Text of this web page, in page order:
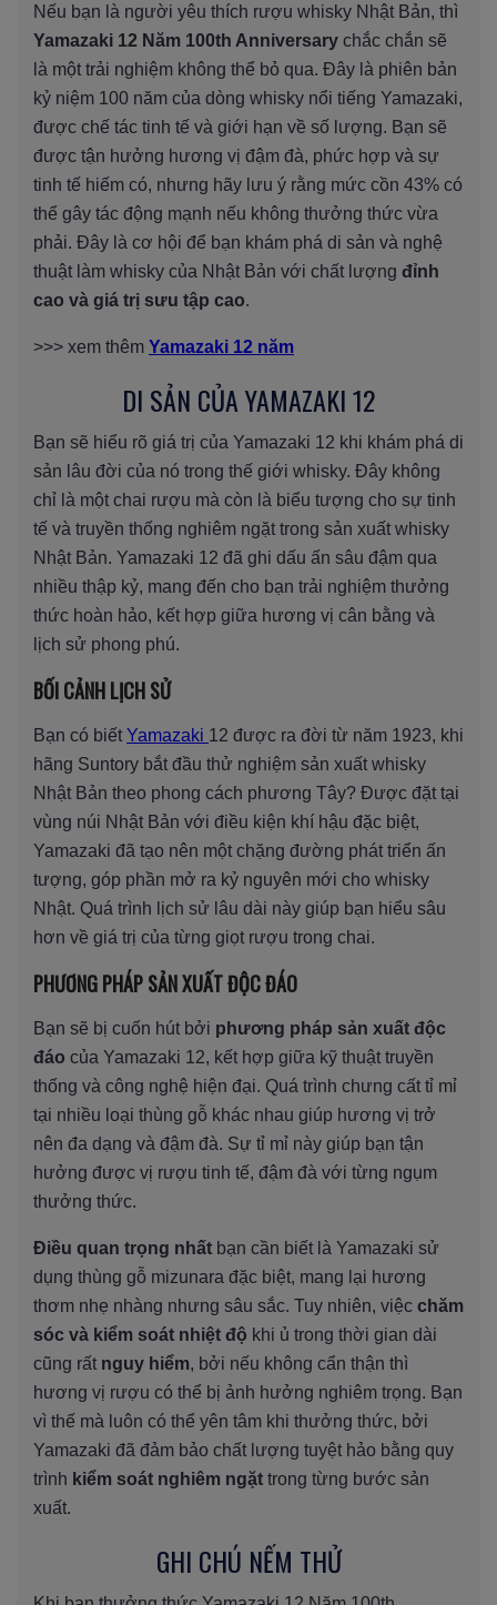
Nếu bạn là người yêu thích rượu whisky Nhật Bản, thì
Yamazaki 12 Năm 100th Anniversary chắc chắn sẽ
là một trải nghiệm không thể bỏ qua. Đây là phiên bản
kỷ niệm 100 năm của dòng whisky nổi tiếng Yamazaki,
được chế tác tinh tế và giới hạn về số lượng. Bạn sẽ
được tận hưởng hương vị đậm đà, phức hợp và sự
tinh tế hiếm có, nhưng hãy lưu ý rằng mức cồn 43% có
thể gây tác động mạnh nếu không thưởng thức vừa
phải. Đây là cơ hội để bạn khám phá di sản và nghệ
thuật làm whisky của Nhật Bản với chất lượng đỉnh
cao và giá trị sưu tập cao.
>>> xem thêm Yamazaki 12 năm
DI SẢN CỦA YAMAZAKI 12
Bạn sẽ hiểu rõ giá trị của Yamazaki 12 khi khám phá di
sản lâu đời của nó trong thế giới whisky. Đây không
chỉ là một chai rượu mà còn là biểu tượng cho sự tinh
tế và truyền thống nghiêm ngặt trong sản xuất whisky
Nhật Bản. Yamazaki 12 đã ghi dấu ấn sâu đậm qua
nhiều thập kỷ, mang đến cho bạn trải nghiệm thưởng
thức hoàn hảo, kết hợp giữa hương vị cân bằng và
lịch sử phong phú.
BỐI CẢNH LỊCH SỬ
Bạn có biết Yamazaki 12 được ra đời từ năm 1923, khi
hãng Suntory bắt đầu thử nghiệm sản xuất whisky
Nhật Bản theo phong cách phương Tây? Được đặt tại
vùng núi Nhật Bản với điều kiện khí hậu đặc biệt,
Yamazaki đã tạo nên một chặng đường phát triển ấn
tượng, góp phần mở ra kỷ nguyên mới cho whisky
Nhật. Quá trình lịch sử lâu dài này giúp bạn hiểu sâu
hơn về giá trị của từng giọt rượu trong chai.
PHƯƠNG PHÁP SẢN XUẤT ĐỘC ĐÁO
Bạn sẽ bị cuốn hút bởi phương pháp sản xuất độc
đáo của Yamazaki 12, kết hợp giữa kỹ thuật truyền
thống và công nghệ hiện đại. Quá trình chưng cất tỉ mỉ
tại nhiều loại thùng gỗ khác nhau giúp hương vị trở
nên đa dạng và đậm đà. Sự tỉ mỉ này giúp bạn tận
hưởng được vị rượu tinh tế, đậm đà với từng ngụm
thưởng thức.
Điều quan trọng nhất bạn cần biết là Yamazaki sử
dụng thùng gỗ mizunara đặc biệt, mang lại hương
thơm nhẹ nhàng nhưng sâu sắc. Tuy nhiên, việc chăm
sóc và kiểm soát nhiệt độ khi ủ trong thời gian dài
cũng rất nguy hiểm, bởi nếu không cẩn thận thì
hương vị rượu có thể bị ảnh hưởng nghiêm trọng. Bạn
vì thế mà luôn có thể yên tâm khi thưởng thức, bởi
Yamazaki đã đảm bảo chất lượng tuyệt hảo bằng quy
trình kiểm soát nghiêm ngặt trong từng bước sản
xuất.
GHI CHÚ NẾM THỬ